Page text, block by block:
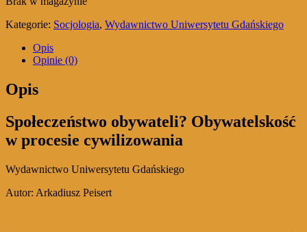
Kategorie: Socjologia, Wydawnictwo Uniwersytetu Gdańskiego
Opis
Opinie (0)
Opis
Społeczeństwo obywateli? Obywatelskość
w procesie cywilizowania
Wydawnictwo Uniwersytetu Gdańskiego
Autor: Arkadiusz Peisert